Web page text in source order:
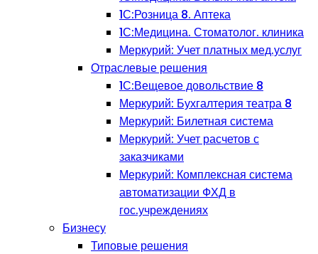
1С:Розница 8. Аптека
1С:Медицина. Стоматолог. клиника
Меркурий: Учет платных мед.услуг
Отраслевые решения
1С:Вещевое довольствие 8
Меркурий: Бухгалтерия театра 8
Меркурий: Билетная система
Меркурий: Учет расчетов с
заказчиками
Меркурий: Комплексная система
автоматизации ФХД в
гос.учреждениях
Бизнесу
Типовые решения